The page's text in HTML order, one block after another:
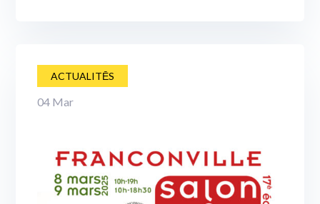
ACTUALITĒS
04 Mar